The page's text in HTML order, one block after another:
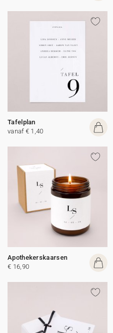
Tafelplan
vanaf € 1,40
Apothekerskaarsen
€ 16,90